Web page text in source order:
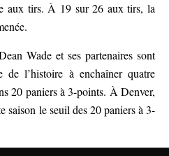
aux tirs. À 19 sur 26 aux tirs, la
Wade et ses partenaires sont
de l’histoire à enchaîner quatre
20 paniers à 3-points. À Denver,
saison le seuil des 20 paniers à 3-